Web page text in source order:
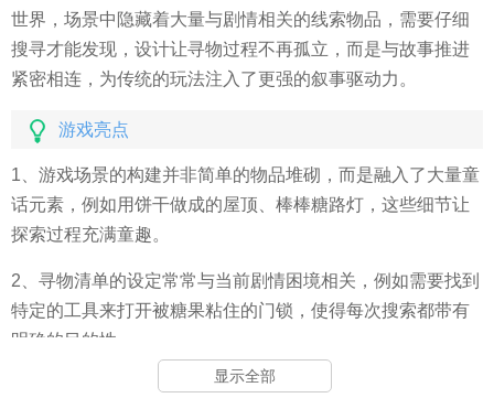
世界，场景中隐藏着大量与剧情相关的线索物品，需要仔细
搜寻才能发现，设计让寻物过程不再孤立，而是与故事推进
紧密相连，为传统的玩法注入了更强的叙事驱动力。
游戏亮点
1、游戏场景的构建并非简单的物品堆砌，而是融入了大量童
话元素，例如用饼干做成的屋顶、棒棒糖路灯，这些细节让
探索过程充满童趣。
2、寻物清单的设定常常与当前剧情困境相关，例如需要找到
特定的工具来打开被糖果粘住的门锁，使得每次搜索都带有
明确的目的性。
3、除了主要寻物关卡，场景中还散布着一些可互动的装饰性
显示全部